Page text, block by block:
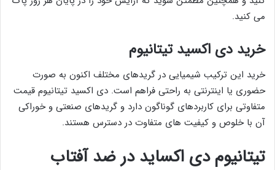
می کنید.
خرید دی اکسید تیتانیوم
خرید این ترکیب شیمیایی در گریدهای مختلف اکنون به صورت
حضوری یا اینترنتی به راحتی فراهم است. دی اکسید تیتانیوم قیمت
متفاوتی برای کاربردهای گوناگون دارد و گریدهای صنعتی و خوراکی
آن با خلوص و کیفیت های متفاوت در دسترس هستند.
تیتانیوم دی اکساید در ضد آفتاب